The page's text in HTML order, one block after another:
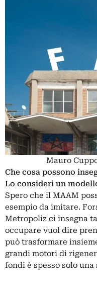
Mauro
Che cosa possono
Lo consideri un
Spero che il MAAM
esempio da imitare.
Metropoliz ci insegna
occupare vuol dire
può trasformare
grandi motori di
fondi è spesso solo